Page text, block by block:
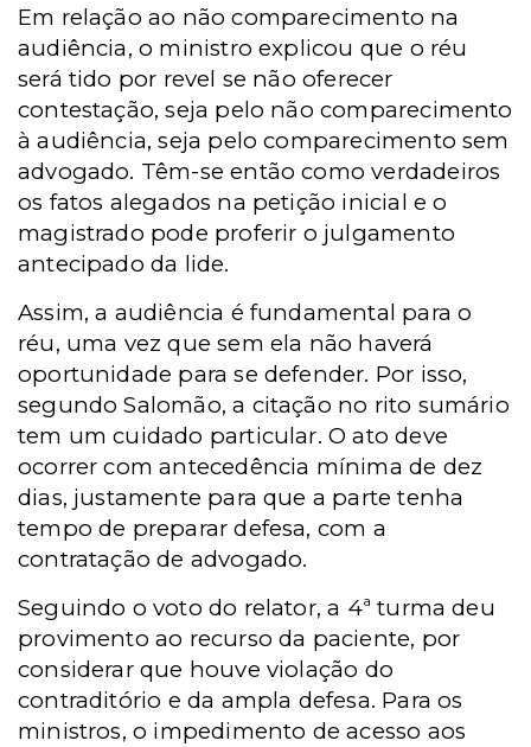
Em relação ao não comparecimento na
audiência, o ministro explicou que o réu
será tido por revel se não oferecer
contestação, seja pelo não comparecimento
à audiência, seja pelo comparecimento sem
advogado. Têm-se então como verdadeiros
os fatos alegados na petição inicial e o
magistrado pode proferir o julgamento
antecipado da lide.
Assim, a audiência é fundamental para o
réu, uma vez que sem ela não haverá
oportunidade para se defender. Por isso,
segundo Salomão, a citação no rito sumário
tem um cuidado particular. O ato deve
ocorrer com antecedência mínima de dez
dias, justamente para que a parte tenha
tempo de preparar defesa, com a
contratação de advogado.
Seguindo o voto do relator, a 4ª turma deu
provimento ao recurso da paciente, por
considerar que houve violação do
contraditório e da ampla defesa. Para os
ministros, o impedimento de acesso aos